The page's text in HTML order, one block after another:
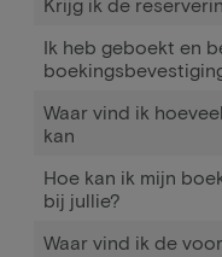
Ik heb geboekt en
Waar vind ik
kan
Hoe kan ik mijn
bij jullie?
Waar vind ik de